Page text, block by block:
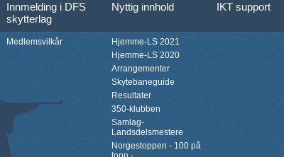
Innmelding i DFS
skytterlag
Nyttig innhold IKT support
Medlemsvilkår
Hjemme-LS 2021
Hjemme-LS 2020
Arrangementer
Skytebaneguide
Resultater
350-klubben
Samlag-
Landsdelsmestere
Norgestoppen - 100 på